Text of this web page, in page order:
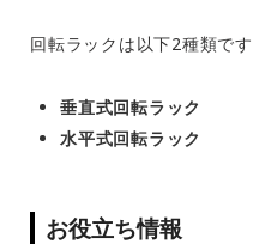
回転ラックは以下2種類です
垂直式回転ラック
水平式回転ラック
お役立ち情報